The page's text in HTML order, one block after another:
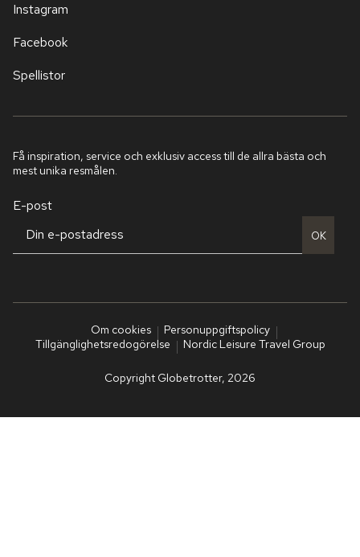
Instagram
Facebook
Spellistor
Få inspiration, service och exklusiv access till de allra bästa och
mest unika resmålen.
E-post
OK
Om cookies
Personuppgiftspolicy
Tillgänglighetsredogörelse
Nordic Leisure Travel Group
Copyright Globetrotter, 2026